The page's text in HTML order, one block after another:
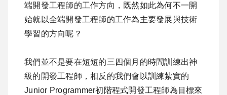
端開發工程師的工作方向，既然如此為何不一開
始就以全端開發工程師的工作為主要發展與技術
學習的方向呢？
我們並不是要在短短的三四個月的時間訓練出神
級的開發工程師，相反的我們會以訓練紮實的
Junior Programmer初階程式開發工程師為目標來